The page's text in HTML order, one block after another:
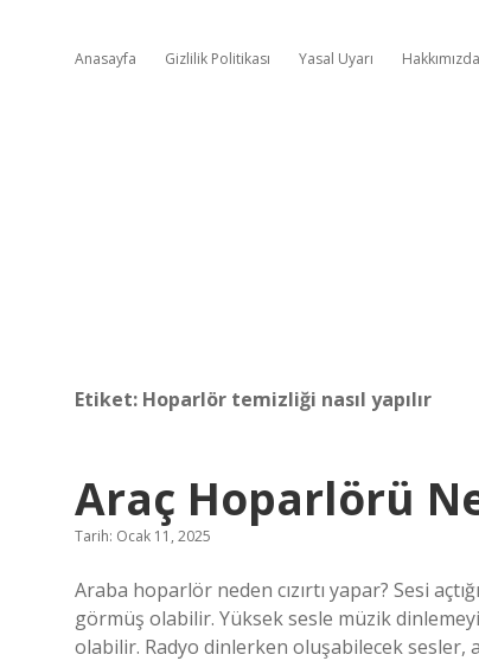
Anasayfa Gizlilik Politikası Yasal Uyarı Hakkımızda
Etiket: Hoparlör temizliği nasıl yapılır
Araç Hoparlörü
Tarih: Ocak 11, 2025
Araba hoparlör neden cızırtı yapar? Sesi
görmüş olabilir. Yüksek sesle müzik
olabilir. Radyo dinlerken oluşabilecek sesler,